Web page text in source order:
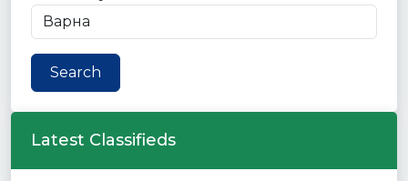
Search
Latest Classifieds